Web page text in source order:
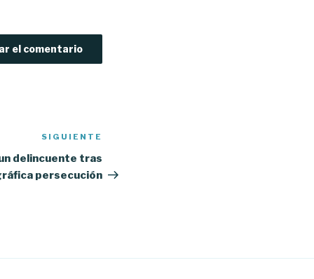
SIGUIENTE
delincuente tras
persecución